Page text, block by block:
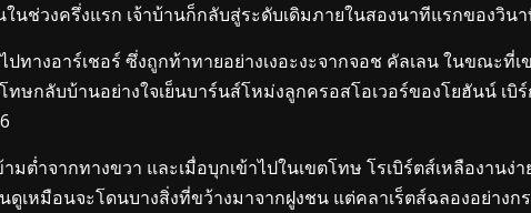
นช่วงครึ่งแรก เจ้าบ้านก็กลับสู่ระดับเดิมภายในสองนาทีแรกของวิน
ทางอาร์เชอร์ ซึ่งถูกท้าทายอย่างเงอะงะจากจอช คัลเลน ในขณะ
ษกลับบ้านอย่างใจเย็นบาร์นส์โหม่งลูกครอสโอเวอร์ของโยฮันน์
ามต่ำจากทางขวา และเมื่อบุกเข้าไปในเขตโทษ โรเบิร์ตส์เหลืองา
เหมือนจะโดนบางสิ่งที่ขว้างมาจากฝูงชน แต่คลาเร็ตส์ฉลองอย่าง